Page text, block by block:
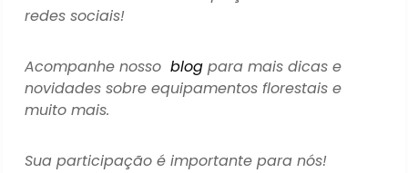
redes sociais!
Acompanhe nossoblog para mais dicas e
novidades sobre equipamentos florestais e
muito mais.
Sua participação é importante para nós!